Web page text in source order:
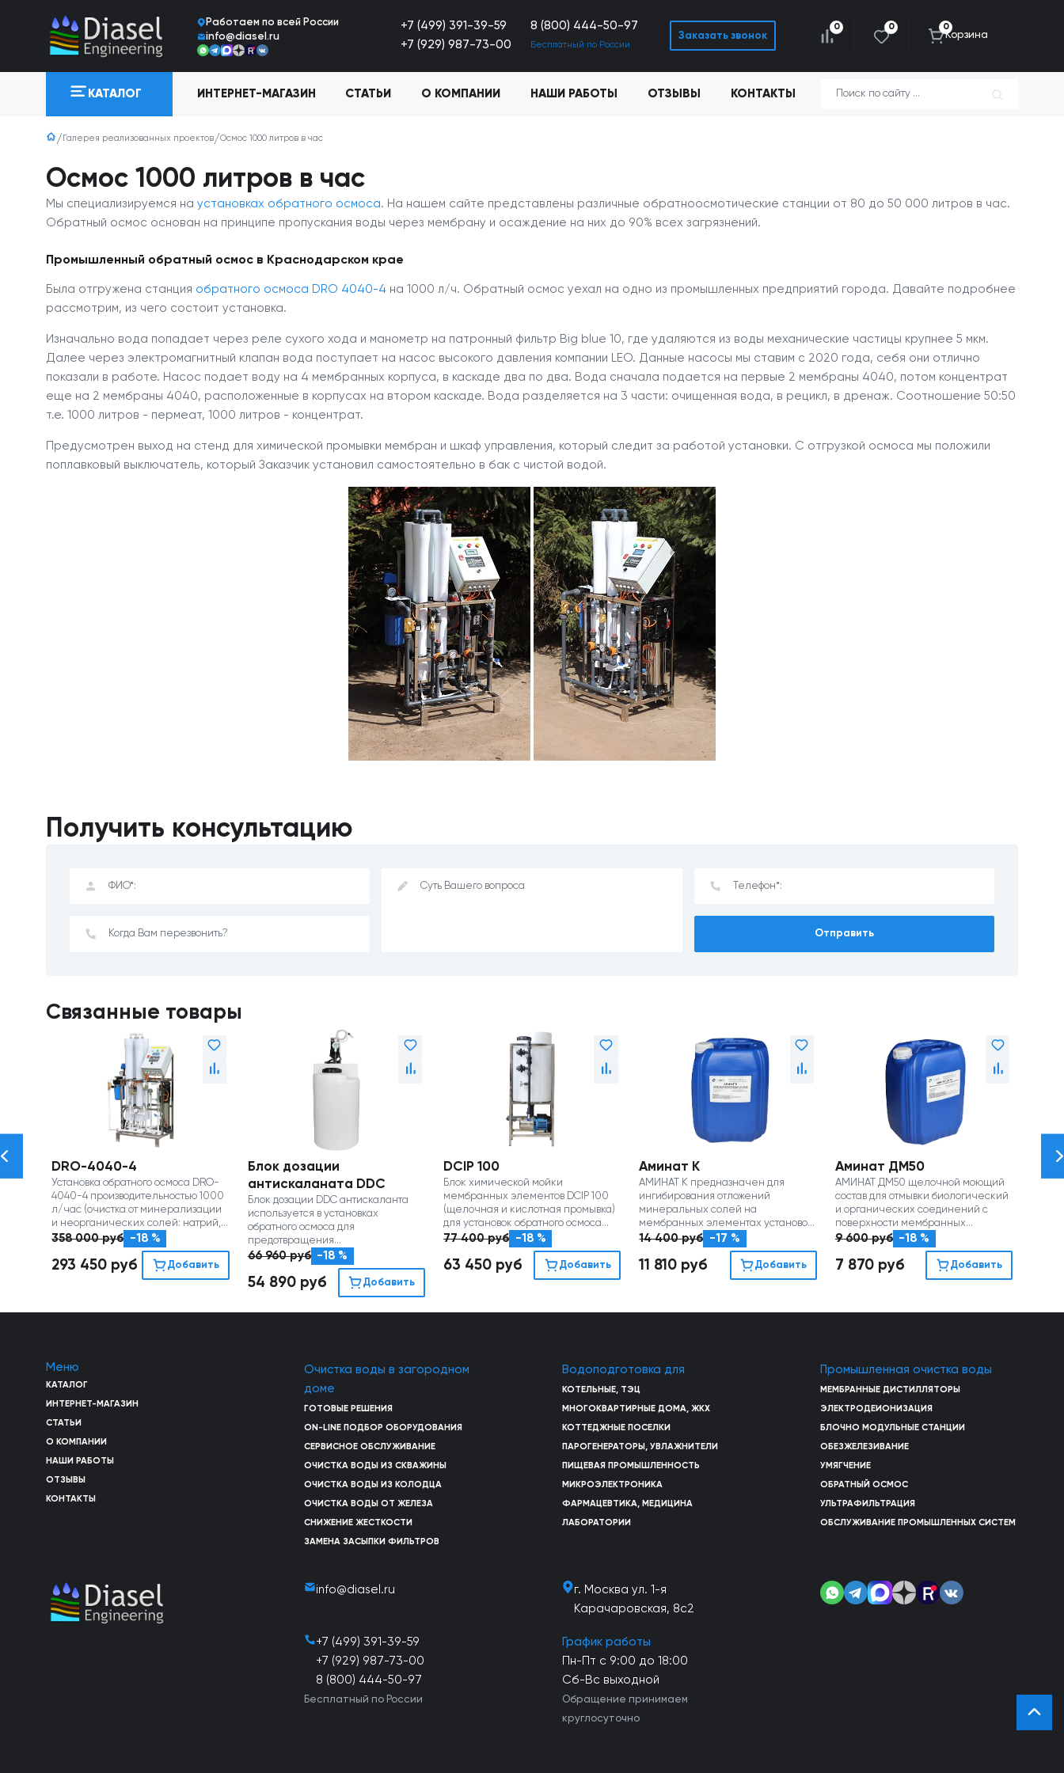
Работаем по всей Росcии
info@diasel.ru
+7 (499) 391-39-59
8 (800) 444-50-97
+7 (929) 987-73-00
Бесплатный по России
Заказать звонок
0 0
Корзина
0
КАТАЛОГ ИНТЕРНЕТ-МАГАЗИН СТАТЬИ О КОМПАНИИ НАШИ РАБОТЫ ОТЗЫВЫ КОНТАКТЫ
Галерея реализованных проектов Осмос 1000 литров в час
Осмос 1000 литров в час
Мы специализируемся на установках обратного осмоса. На нашем сайте представлены различные обратноосмотические станции от 80 до 50 000 литров в час.
Обратный осмос основан на принципе пропускания воды через мембрану и осаждение на них до 90% всех загрязнений.
Промышленный обратный осмос в Краснодарском крае
Была отгружена станция обратного осмоса DRO 4040-4 на 1000 л/ч. Обратный осмос уехал на одно из промышленных предприятий города. Давайте подробнее
рассмотрим, из чего состоит установка.
Изначально вода попадает через реле сухого хода и манометр на патронный фильтр Big blue 10, где удаляются из воды механические частицы крупнее 5 мкм.
Далее через электромагнитный клапан вода поступает на насос высокого давления компании LEO. Данные насосы мы ставим с 2020 года, себя они отлично
показали в работе. Насос подает воду на 4 мембранных корпуса, в каскаде два по два. Вода сначала подается на первые 2 мембраны 4040, потом концентрат
еще на 2 мембраны 4040, расположенные в корпусах на втором каскаде. Вода разделяется на 3 части: очищенная вода, в рецикл, в дренаж. Соотношение 50:50
т.е. 1000 литров - пермеат, 1000 литров - концентрат.
Предусмотрен выход на стенд для химической промывки мембран и шкаф управления, который следит за работой установки. С отгрузкой осмоса мы положили
поплавковый выключатель, который Заказчик установил самостоятельно в бак с чистой водой.
Получить консультацию
Отправить
Связанные товары
DRO-4040-4
Установка обратного осмоса DRO-
4040-4 производительностью 1000
л/час (очистка от минерализации
и неорганических солей: натрий,
хлориды, сульфаты, нитраты и пр.)
358 000руб -18 %
293 450 руб Добавить
Блок дозации
антискаланата DDC
Блок дозации DDC антискаланта
используется в установках
обратного осмоса для
предотвращения
осадкообразования на мембранах
66 960руб -18 %
54 890 руб Добавить
DCIP 100
Блок химической мойки
мембранных элементов DCIP 100
(щелочная и кислотная промывка)
для установок обратного осмоса
производительностью до 2 м3/час
77 400руб -18 %
63 450 руб Добавить
Аминат К
АМИНАТ К предназначен для
ингибирования отложений
минеральных солей на
мембранных элементах установок
обратного осмоса (канистра 22 кг)
14 400руб -17 %
11 810 руб Добавить
Аминат ДМ50
АМИНАТ ДМ50 щелочной моющий
состав для отмывки биологический
и органических соединений с
поверхности мембранных
элементов (канистра 20 кг)
9 600руб -18 %
7 870 руб Добавить
Меню
КАТАЛОГ
ИНТЕРНЕТ-МАГАЗИН
СТАТЬИ
О КОМПАНИИ
НАШИ РАБОТЫ
ОТЗЫВЫ
КОНТАКТЫ
Очистка воды в загородном
доме
ГОТОВЫЕ РЕШЕНИЯ
ON-LINE ПОДБОР ОБОРУДОВАНИЯ
СЕРВИСНОЕ ОБСЛУЖИВАНИЕ
ОЧИСТКА ВОДЫ ИЗ СКВАЖИНЫ
ОЧИСТКА ВОДЫ ИЗ КОЛОДЦА
ОЧИСТКА ВОДЫ ОТ ЖЕЛЕЗА
СНИЖЕНИЕ ЖЕСТКОСТИ
ЗАМЕНА ЗАСЫПКИ ФИЛЬТРОВ
Водоподготовка для
КОТЕЛЬНЫЕ, ТЭЦ
МНОГОКВАРТИРНЫЕ ДОМА, ЖКХ
КОТТЕДЖНЫЕ ПОСЕЛКИ
ПАРОГЕНЕРАТОРЫ, УВЛАЖНИТЕЛИ
ПИЩЕВАЯ ПРОМЫШЛЕННОСТЬ
МИКРОЭЛЕКТРОНИКА
ФАРМАЦЕВТИКА, МЕДИЦИНА
ЛАБОРАТОРИИ
Промышленная очистка воды
МЕМБРАННЫЕ ДИСТИЛЛЯТОРЫ
ЭЛЕКТРОДЕИОНИЗАЦИЯ
БЛОЧНО МОДУЛЬНЫЕ СТАНЦИИ
ОБЕЗЖЕЛЕЗИВАНИЕ
УМЯГЧЕНИЕ
ОБРАТНЫЙ ОСМОС
УЛЬТРАФИЛЬТРАЦИЯ
ОБСЛУЖИВАНИЕ ПРОМЫШЛЕННЫХ СИСТЕМ
info@diasel.ru
г. Москва ул. 1-я
Карачаровская, 8с2
+7 (499) 391-39-59
+7 (929) 987-73-00
8 (800) 444-50-97
Бесплатный по России
График работы
Пн-Пт с 9:00 до 18:00
Сб-Вс выходной
Обращение принимаем
круглосуточно